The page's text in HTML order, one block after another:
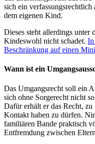
sich ein
dem eigenen Kind.
Dieses steht allerdings unter
Kindeswohl nicht schadet. In
Beschränkung auf einen
Wann ist ein
Das Umgangsrecht soll ein
sich ohne Sorgerecht nicht
Dafür erhält er das Recht,
Kontakt haben zu dürfen.
familiären Bande praktisch
Entfremdung zwischen